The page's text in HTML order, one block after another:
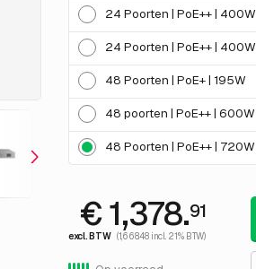
24 Poorten | PoE++ | 400W
24 Poorten | PoE++ | 400W
48 Poorten | PoE+ | 195W
48 poorten | PoE++ | 600W
48 Poorten | PoE++ | 720W
€ 1,378.91
excl. BTW (1,668.48 incl. 21% BTW)